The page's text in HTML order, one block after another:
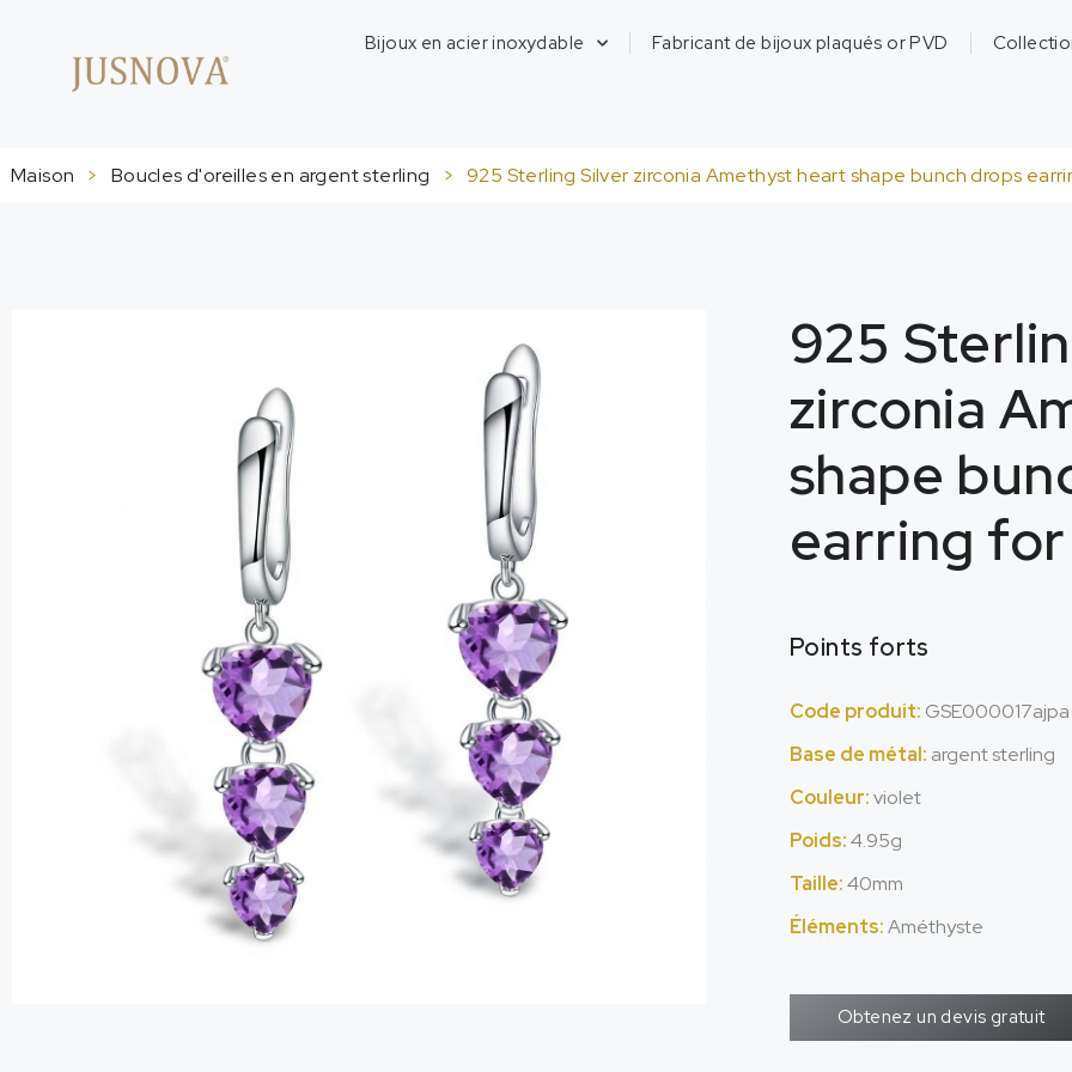
Bijoux en acier inoxydable Fabricant de bijoux plaqués or PVD
Maison > Boucles d'oreilles en argent sterling > 925 Sterling Silver zirconia Amethyst heart shape bunch drops
925
zirconia
shape
earring
Points forts
Code produit: GSE000017ajpa
Base de métal: argent sterling
Couleur:violet
Poids:4.95g
Taille:40mm
Éléments:Améthyste
Obtenez un devis gratuit